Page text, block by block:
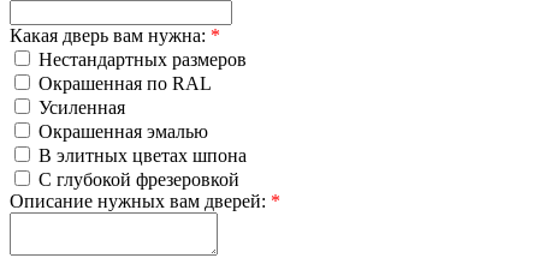
Какая дверь вам нужна: *
Нестандартных размеров
Окрашенная по RAL
Усиленная
Окрашенная эмалью
В элитных цветах шпона
С глубокой фрезеровкой
Описание нужных вам дверей: *